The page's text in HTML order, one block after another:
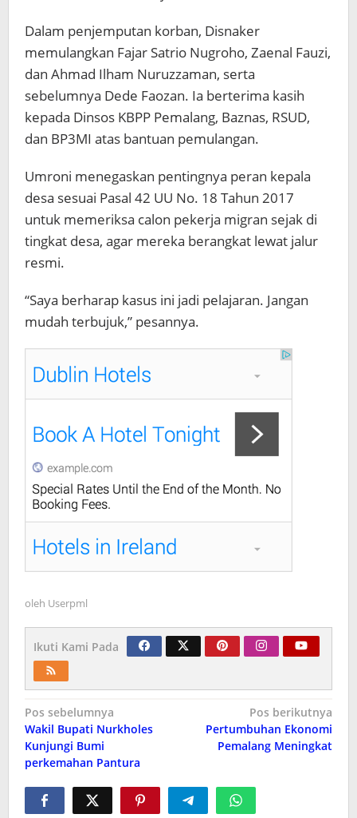
Dalam penjemputan korban, Disnaker
memulangkan Fajar Satrio Nugroho, Zaenal Fauzi,
dan Ahmad Ilham Nuruzzaman, serta
sebelumnya Dede Faozan. Ia berterima kasih
kepada Dinsos KBPP Pemalang, Baznas, RSUD,
dan BP3MI atas bantuan pemulangan.
Umroni menegaskan pentingnya peran kepala
desa sesuai Pasal 42 UU No. 18 Tahun 2017
untuk memeriksa calon pekerja migran sejak di
tingkat desa, agar mereka berangkat lewat jalur
resmi.
“Saya berharap kasus ini jadi pelajaran. Jangan
mudah terbujuk,” pesannya.
oleh Userpml
Ikuti Kami Pada
Navigasi
pos
Pos sebelumnya
Wakil Bupati Nurkholes
Kunjungi Bumi
perkemahan Pantura
Pos berikutnya
Pertumbuhan Ekonomi
Pemalang Meningkat